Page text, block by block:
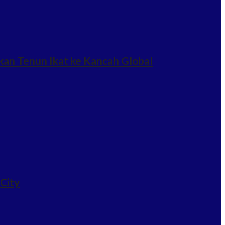
Tenun Ikat ke Kancah Global